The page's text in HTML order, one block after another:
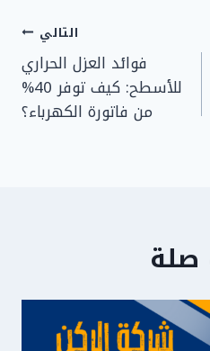
التالي
فوائد العزل الحراري
للأسطح: كيف توفر 40%
من فاتورة الكهرباء؟